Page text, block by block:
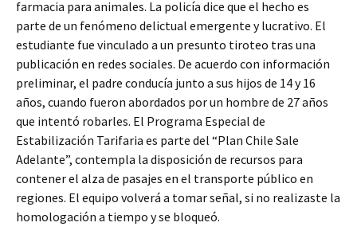
farmacia para animales. La policía dice que el hecho es
parte de un fenómeno delictual emergente y lucrativo. El
estudiante fue vinculado a un presunto tiroteo tras una
publicación en redes sociales. De acuerdo con información
preliminar, el padre conducía junto a sus hijos de 14 y 16
años, cuando fueron abordados por un hombre de 27 años
que intentó robarles. El Programa Especial de
Estabilización Tarifaria es parte del “Plan Chile Sale
Adelante”, contempla la disposición de recursos para
contener el alza de pasajes en el transporte público en
regiones. El equipo volverá a tomar señal, si no realizaste la
homologación a tiempo y se bloqueó.